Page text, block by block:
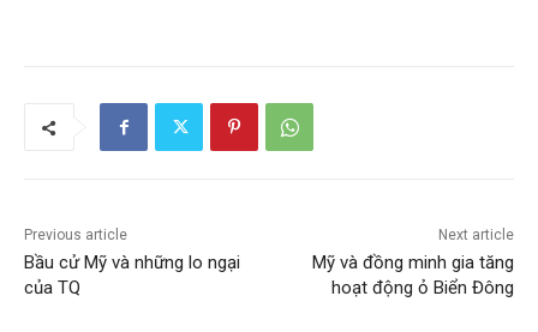
Previous article
Bầu cử Mỹ và những lo ngại
của TQ
Next article
Mỹ và đồng minh gia tăng
hoạt động ỏ Biển Đông